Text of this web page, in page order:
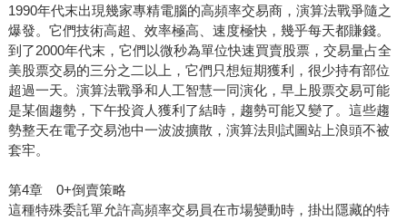
1990年代末出現幾家專精電腦的高頻率交易商，演算法戰爭隨之
爆發。它們技術高超、效率極高、速度極快，幾乎每天都賺錢。
到了2000年代末，它們以微秒為單位快速買賣股票，交易量占全
美股票交易的三分之二以上，它們只想短期獲利，很少持有部位
超過一天。演算法戰爭和人工智慧一同演化，早上股票交易可能
是某個趨勢，下午投資人獲利了結時，趨勢可能又變了。這些趨
勢整天在電子交易池中一波波擴散，演算法則試圖站上浪頭不被
套牢。
第4章 0+倒賣策略
這種特殊委託單允許高頻率交易員在市場變動時，掛出隱藏的特